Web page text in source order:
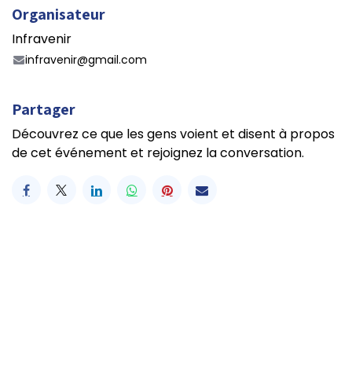
Organisateur
Infravenir
infravenir@gmail.com
Partager
Découvrez ce que les gens voient et disent à propos
de cet événement et rejoignez la conversation.